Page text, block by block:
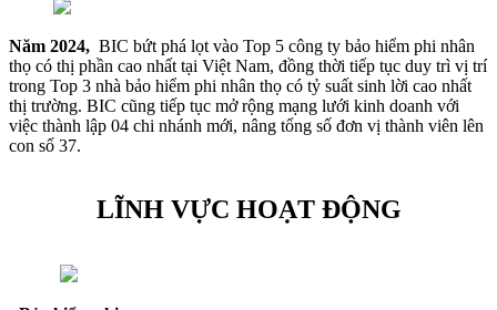
Năm 2024, BIC bứt phá lọt vào Top 5 công ty bảo hiểm phi nhân
thọ có thị phần cao nhất tại Việt Nam, đồng thời tiếp tục duy trì vị trí
trong Top 3 nhà bảo hiểm phi nhân thọ có tỷ suất sinh lời cao nhất
thị trường. BIC cũng tiếp tục mở rộng mạng lưới kinh doanh với
việc thành lập 04 chi nhánh mới, nâng tổng số đơn vị thành viên lên
con số 37.
LĨNH VỰC HOẠT ĐỘNG